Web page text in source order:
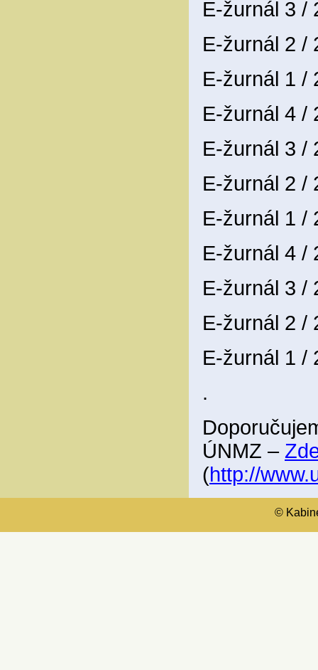
E-žurnál 3 /
E-žurnál 2 /
E-žurnál 1 /
E-žurnál 4 /
E-žurnál 3 /
E-žurnál 2 /
E-žurnál 1 /
E-žurnál 4 /
E-žurnál 3 /
E-žurnál 2 /
E-žurnál 1 /
.
ÚNMZ –
(http://
©